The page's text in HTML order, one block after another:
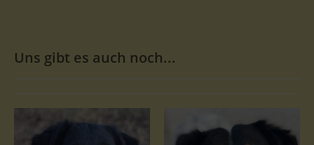
Uns gibt es auch noch...